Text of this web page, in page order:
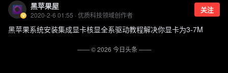
黑苹果屋
2020-2-6 01:55 · 优质科技领域创作者
关注
黑苹果系统安装集成显卡核显全系驱动教程解决你显卡为3-7M
—— ©2026 今日头条——